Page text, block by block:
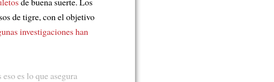
de tigre, con el objetivo
investigaciones han
es lo que asegura